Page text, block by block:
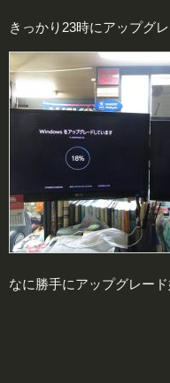
きっかり23時にアップグ
なに勝手にアップグレー